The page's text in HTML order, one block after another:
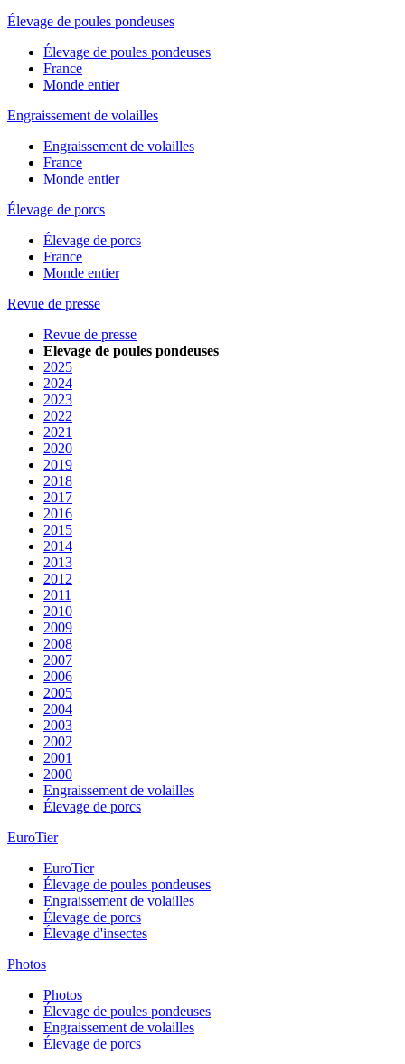
Élevage de poules pondeuses
Élevage de poules pondeuses
France
Monde entier
Engraissement de volailles
Engraissement de volailles
France
Monde entier
Élevage de porcs
Élevage de porcs
France
Monde entier
Revue de presse
Revue de presse
Elevage de poules pondeuses
2025
2024
2023
2022
2021
2020
2019
2018
2017
2016
2015
2014
2013
2012
2011
2010
2009
2008
2007
2006
2005
2004
2003
2002
2001
2000
Engraissement de volailles
Élevage de porcs
EuroTier
EuroTier
Élevage de poules pondeuses
Engraissement de volailles
Élevage de porcs
Élevage d'insectes
Photos
Photos
Élevage de poules pondeuses
Engraissement de volailles
Élevage de porcs